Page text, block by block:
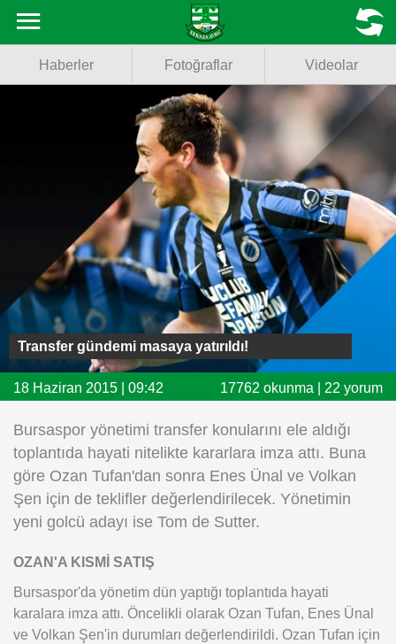
Fotoğraflar
Basketbol
Voleybol
Puan Durumu
Fikstür
Facebook
Twitter
Instagram
Android
iOS
MENU
Haberler Fotoğraflar Videolar
Transfer gündemi masaya yatırıldı!
18 Haziran 2015 | 09:42 17762 okunma | 22 yorum
Bursaspor yönetimi transfer konularını ele aldığı
toplantıda hayati nitelikte kararlara imza attı. Buna
göre Ozan Tufan'dan sonra Enes Ünal ve Volkan
Şen için de teklifler değerlendirilecek. Yönetimin
yeni golcü adayı ise Tom de Sutter.
OZAN'A KISMİ SATIŞ
Bursaspor'da yönetim dün yaptığı toplantıda hayati
karalara imza attı. Öncelikli olarak Ozan Tufan, Enes Ünal
ve Volkan Şen'in durumları değerlendirildi. Ozan Tufan için